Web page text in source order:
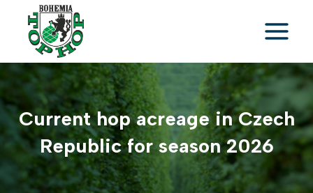
content
Current hop acreage in Czech
Republic for season 2026